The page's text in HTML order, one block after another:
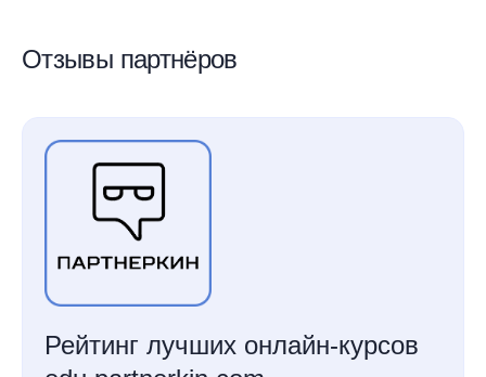
Отзывы партнёров
Рейтинг лучших онлайн-курсов